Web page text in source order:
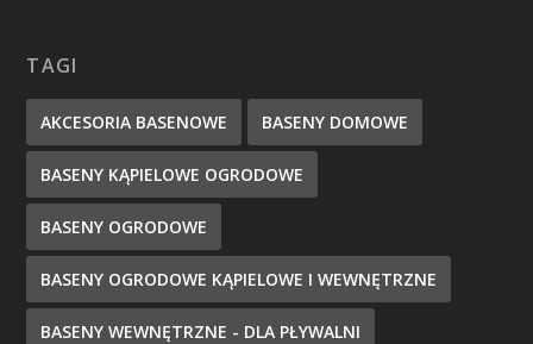
TAGI
AKCESORIA BASENOWE BASENY DOMOWE
BASENY KĄPIELOWE OGRODOWE
BASENY OGRODOWE
BASENY OGRODOWE KĄPIELOWE I WEWNĘTRZNE
BASENY WEWNĘTRZNE - DLA PŁYWALNI